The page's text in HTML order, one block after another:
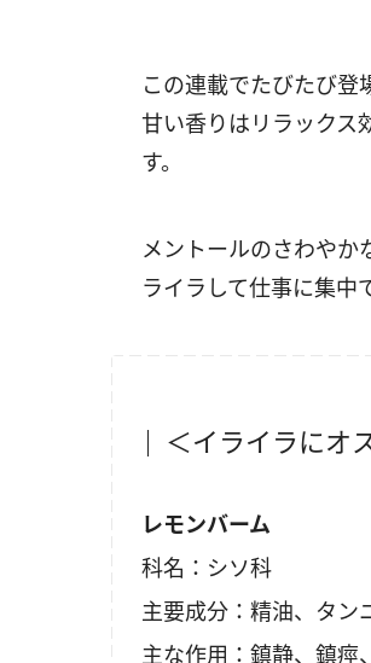
この連載でたびたび登
甘い香りはリラックス
す。
メントールのさわやか
ライラして仕事に集中
＜イライラにオ
レモンバーム
科名：シソ科
主要成分：精油、タン
主な作用：鎮静、鎮痙